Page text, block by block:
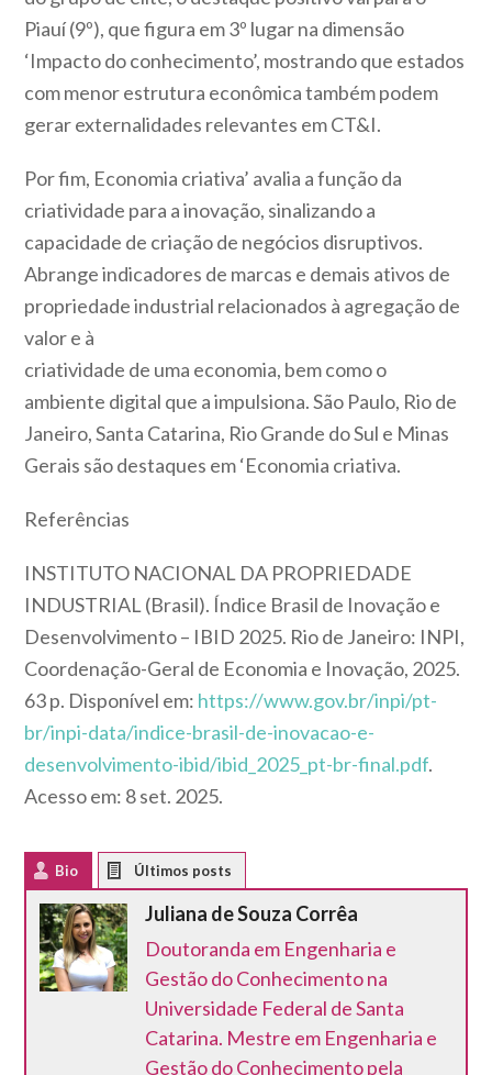
Piauí (9º), que figura em 3º lugar na dimensão
‘Impacto do conhecimento’, mostrando que estados
com menor estrutura econômica também podem
gerar externalidades relevantes em CT&I.
Por fim, Economia criativa’ avalia a função da
criatividade para a inovação, sinalizando a
capacidade de criação de negócios disruptivos.
Abrange indicadores de marcas e demais ativos de
propriedade industrial relacionados à agregação de
valor e à
criatividade de uma economia, bem como o
ambiente digital que a impulsiona. São Paulo, Rio de
Janeiro, Santa Catarina, Rio Grande do Sul e Minas
Gerais são destaques em ‘Economia criativa.
Referências
INSTITUTO NACIONAL DA PROPRIEDADE
INDUSTRIAL (Brasil). Índice Brasil de Inovação e
Desenvolvimento – IBID 2025. Rio de Janeiro: INPI,
Coordenação-Geral de Economia e Inovação, 2025.
63 p. Disponível em: https://www.gov.br/inpi/pt-
br/inpi-data/indice-brasil-de-inovacao-e-
desenvolvimento-ibid/ibid_2025_pt-br-final.pdf.
Acesso em: 8 set. 2025.
Bio
Juliana de Souza Corrêa
Doutoranda em Engenharia e
Gestão do Conhecimento na
Universidade Federal de Santa
Catarina. Mestre em Engenharia e
Gestão do Conhecimento pela